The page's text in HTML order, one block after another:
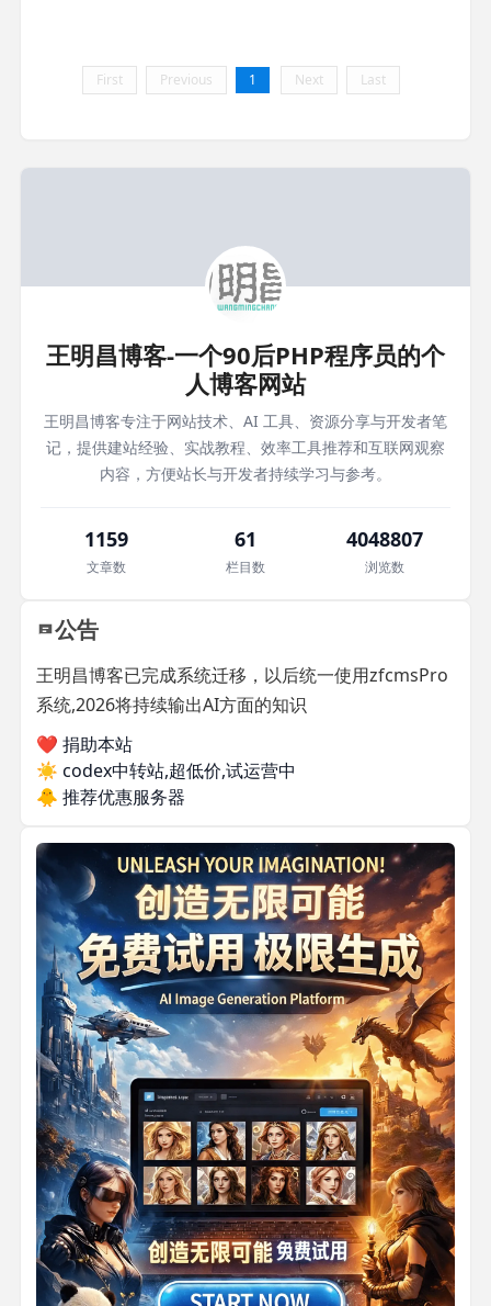
First Previous 1 Next Last
王明昌博客-一个90后PHP程序员的个
人博客网站
王明昌博客专注于网站技术、AI 工具、资源分享与开发者笔
记，提供建站经验、实战教程、效率工具推荐和互联网观察
内容，方便站长与开发者持续学习与参考。
1159
文章数
61
栏目数
4048807
浏览数
公告
王明昌博客已完成系统迁移，以后统一使用zfcmsPro
系统,2026将持续输出AI方面的知识
❤️ 捐助本站
☀️ codex中转站,超低价,试运营中
🐥 推荐优惠服务器